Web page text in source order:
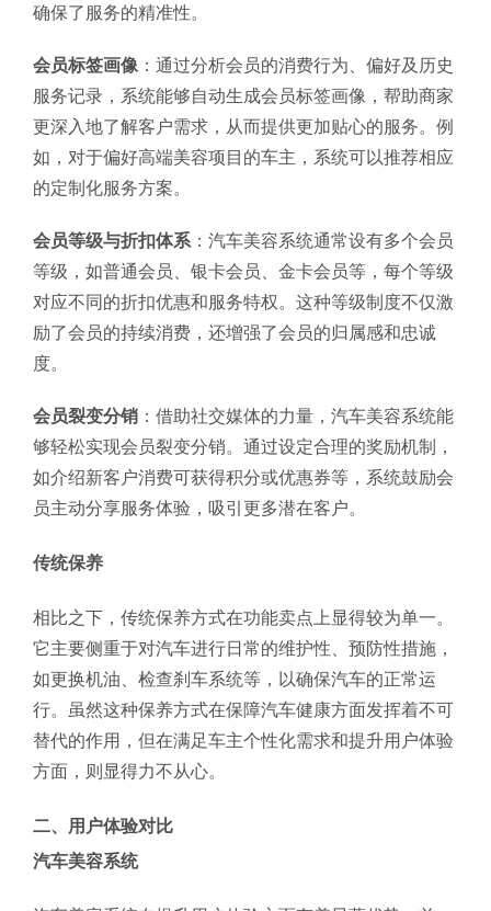
确保了服务的精准性。
会员标签画像 ：通过分析会员的消费行为、偏好及历史
服务记录，系统能够自动生成会员标签画像，帮助商家
更深入地了解客户需求，从而提供更加贴心的服务。例
如，对于偏好高端美容项目的车主，系统可以推荐相应
的定制化服务方案。
会员等级与折扣体系 ：汽车美容系统通常设有多个会员
等级，如普通会员、银卡会员、金卡会员等，每个等级
对应不同的折扣优惠和服务特权。这种等级制度不仅激
励了会员的持续消费，还增强了会员的归属感和忠诚
度。
会员裂变分销 ：借助社交媒体的力量，汽车美容系统能
够轻松实现会员裂变分销。通过设定合理的奖励机制，
如介绍新客户消费可获得积分或优惠券等，系统鼓励会
员主动分享服务体验，吸引更多潜在客户。
传统保养
相比之下，传统保养方式在功能卖点上显得较为单一。
它主要侧重于对汽车进行日常的维护性、预防性措施，
如更换机油、检查刹车系统等，以确保汽车的正常运
行。虽然这种保养方式在保障汽车健康方面发挥着不可
替代的作用，但在满足车主个性化需求和提升用户体验
方面，则显得力不从心。
二、用户体验对比
汽车美容系统